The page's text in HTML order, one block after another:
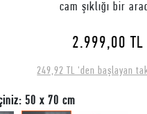
cam şıklığı bir
2.999,00 TL
249,92 TL 'den başlayan
50 x 70 cm